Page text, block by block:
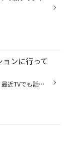
ンに行って
皆さんこんにちは！ 先日、最近TVでも話題になった 相模湖プレジャーフォレストの マッスルモンスターを体験してきました！ 感想はとてつもなく辛かった。 上に行くにつれて難易度が上がり腕の負担が 半端なかったです。 けどいい運動にはなりました！ 興味ある方は是非いってみてください！ もしか...